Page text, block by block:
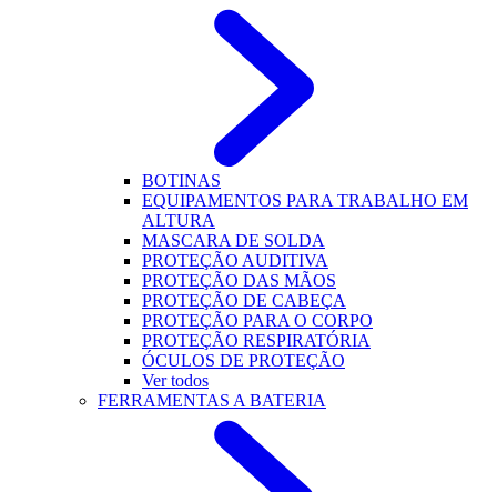
BOTINAS
EQUIPAMENTOS PARA TRABALHO EM
ALTURA
MASCARA DE SOLDA
PROTEÇÃO AUDITIVA
PROTEÇÃO DAS MÃOS
PROTEÇÃO DE CABEÇA
PROTEÇÃO PARA O CORPO
PROTEÇÃO RESPIRATÓRIA
ÓCULOS DE PROTEÇÃO
Ver todos
FERRAMENTAS A BATERIA